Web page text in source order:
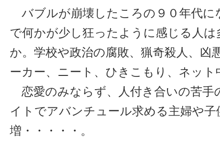
バブルが崩壊したころの９０年代に
で何かが少し狂ったように感じる人
か。学校や政治の腐敗、猟奇殺人、凶
ーカー、ニート、ひきこもり、ネット
恋愛のみならず、人付き合いの苦手
イトでアバンチュール求める主婦や
増・・・・・。